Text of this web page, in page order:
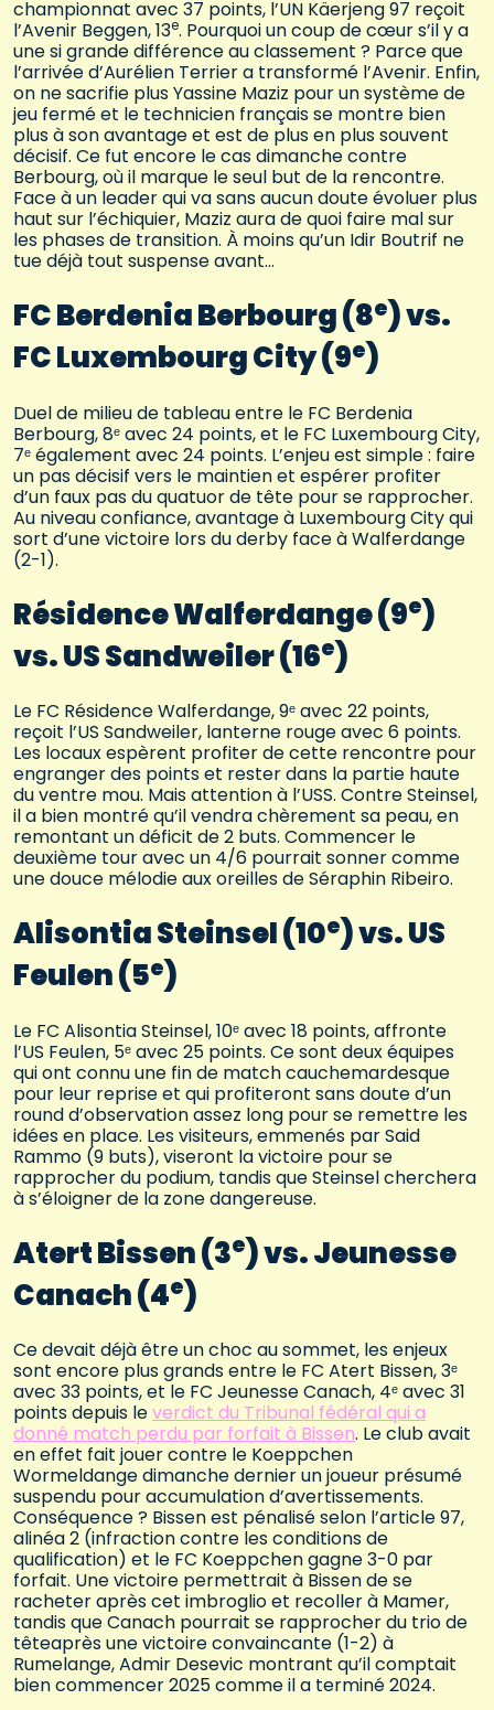
championnat avec 37 points, l’UN Käerjeng 97 reçoit
l’Avenir Beggen, 13e. Pourquoi un coup de cœur s’il y a
une si grande différence au classement ? Parce que
l’arrivée d’Aurélien Terrier a transformé l’Avenir. Enfin,
on ne sacrifie plus Yassine Maziz pour un système de
jeu fermé et le technicien français se montre bien
plus à son avantage et est de plus en plus souvent
décisif. Ce fut encore le cas dimanche contre
Berbourg, où il marque le seul but de la rencontre.
Face à un leader qui va sans aucun doute évoluer plus
haut sur l’échiquier, Maziz aura de quoi faire mal sur
les phases de transition. À moins qu’un Idir Boutrif ne
tue déjà tout suspense avant…
FC Berdenia Berbourg (8e) vs.
FC Luxembourg City (9e)
Duel de milieu de tableau entre le FC Berdenia
Berbourg, 8ᵉ avec 24 points, et le FC Luxembourg City,
7ᵉ également avec 24 points. L’enjeu est simple : faire
un pas décisif vers le maintien et espérer profiter
d’un faux pas du quatuor de tête pour se rapprocher.
Au niveau confiance, avantage à Luxembourg City qui
sort d’une victoire lors du derby face à Walferdange
(2-1).
Résidence Walferdange (9e)
vs. US Sandweiler (16e)
Le FC Résidence Walferdange, 9ᵉ avec 22 points,
reçoit l’US Sandweiler, lanterne rouge avec 6 points.
Les locaux espèrent profiter de cette rencontre pour
engranger des points et rester dans la partie haute
du ventre mou. Mais attention à l’USS. Contre Steinsel,
il a bien montré qu’il vendra chèrement sa peau, en
remontant un déficit de 2 buts. Commencer le
deuxième tour avec un 4/6 pourrait sonner comme
une douce mélodie aux oreilles de Séraphin Ribeiro.
Alisontia Steinsel (10e) vs. US
Feulen (5e)
Le FC Alisontia Steinsel, 10ᵉ avec 18 points, affronte
l’US Feulen, 5ᵉ avec 25 points. Ce sont deux équipes
qui ont connu une fin de match cauchemardesque
pour leur reprise et qui profiteront sans doute d’un
round d’observation assez long pour se remettre les
idées en place. Les visiteurs, emmenés par Said
Rammo (9 buts), viseront la victoire pour se
rapprocher du podium, tandis que Steinsel cherchera
à s’éloigner de la zone dangereuse.
Atert Bissen (3e) vs. Jeunesse
Canach (4e)
Ce devait déjà être un choc au sommet, les enjeux
sont encore plus grands entre le FC Atert Bissen, 3ᵉ
avec 33 points, et le FC Jeunesse Canach, 4ᵉ avec 31
points depuis leverdict du Tribunal fédéral qui a
donné match perdu par forfait à Bissen. Le club avait
en effet fait jouer contre le Koeppchen
Wormeldange dimanche dernier un joueur présumé
suspendu pour accumulation d’avertissements.
Conséquence ? Bissen est pénalisé selon l’article 97,
alinéa 2 (infraction contre les conditions de
qualification) et le FC Koeppchen gagne 3-0 par
forfait. Une victoire permettrait à Bissen de se
racheter après cet imbroglio et recoller à Mamer,
tandis que Canach pourrait se rapprocher du trio de
têteaprès une victoire convaincante (1-2) à
Rumelange, Admir Desevic montrant qu’il comptait
bien commencer 2025 comme il a terminé 2024.